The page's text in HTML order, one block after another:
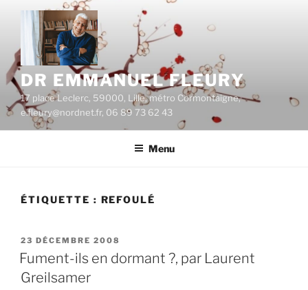
Aller
contenu
principal
DR EMMANUEL FLEURY
17 place Leclerc, 59000, Lille, métro Cormontaigne,
e.fleury@nordnet.fr, 06 89 73 62 43
Menu
ÉTIQUETTE : REFOULÉ
PUBLIÉ
LE
23 DÉCEMBRE 2008
Fument-ils en dormant ?, par Laurent
Greilsamer